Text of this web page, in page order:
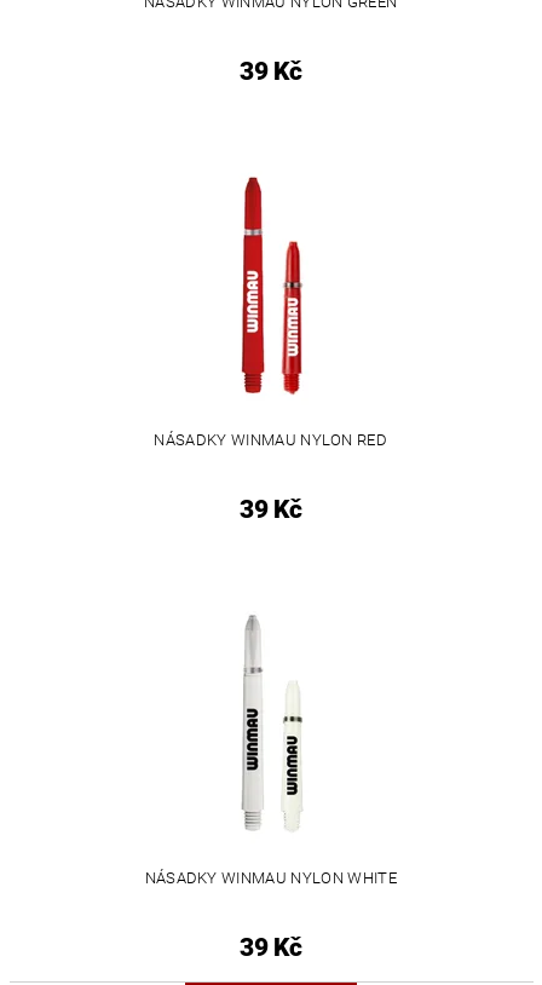
39 Kč
NÁSADKY WINMAU NYLON RED
39 Kč
NÁSADKY WINMAU NYLON WHITE
39 Kč